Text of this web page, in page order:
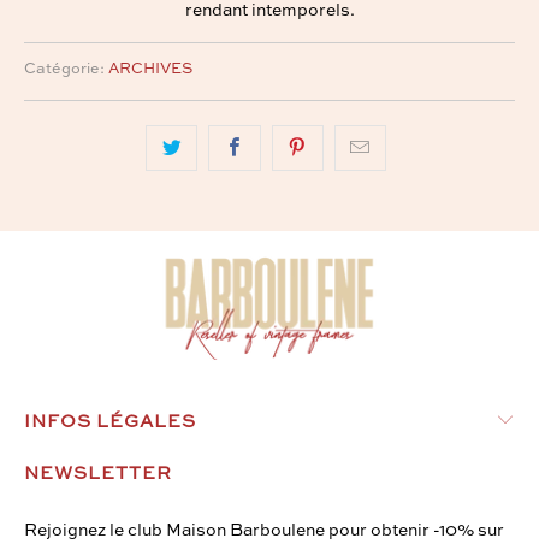
rendant intemporels.
Catégorie: ARCHIVES
INFOS LÉGALES
NEWSLETTER
Rejoignez le club Maison Barboulene pour obtenir -10% sur